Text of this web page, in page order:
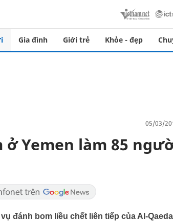
Gia đình Giới trẻ Khỏe - đẹp
05/03/
ở Yemen làm 85
đánh bom liều chết liên tiếp của Al-